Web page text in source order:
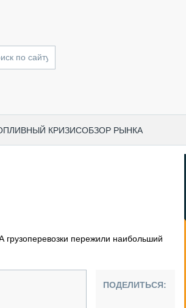
КРИЗИСОБЗОР РЫНКА
ПОДЪЁМНАЯ ТЕХНИКА
ПАССАЖИРСКИЙ ТРАНСПОРТ
пережили наибольший
ПОДЕЛИТЬСЯ: